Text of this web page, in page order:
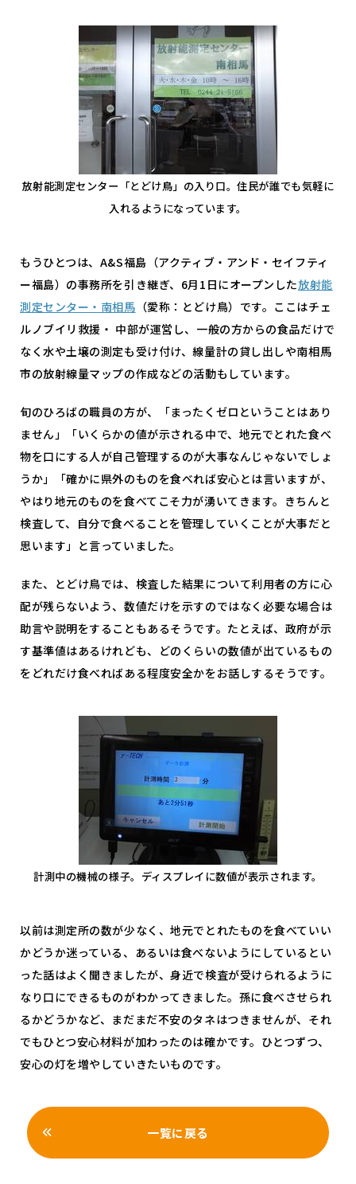
放射能測定センター「とどけ鳥」の入り口。住民が誰でも気軽に
入れるようになっています。
もうひとつは、A&S福島（アクティブ・アンド・セイフティ
ー福島）の事務所を引き継ぎ、6月1日にオープンした放射能
測定センター・南相馬 （愛称：とどけ鳥）です。ここはチェ
ルノブイリ救援・ 中部が運営し、一般の方からの食品だけで
なく水や土壌の測定も受け付け、線量計の貸し出しや南相馬
市の放射線量マップの作成などの活動もしています。
旬のひろばの職員の方が、「まったくゼロということはあり
ません」「いくらかの値が示される中で、地元でとれた食べ
物を口にする人が自己管理するのが大事なんじゃないでしょ
うか」「確かに県外のものを食べれば安心とは言いますが、
やはり地元のものを食べてこそ力が湧いてきます。きちんと
検査して、自分で食べることを管理していくことが大事だと
思います」と言っていました。
また、とどけ鳥では、検査した結果について利用者の方に心
配が残らないよう、数値だけを示すのではなく必要な場合は
助言や説明をすることもあるそうです。たとえば、政府が示
す基準値はあるけれども、どのくらいの数値が出ているもの
をどれだけ食べればある程度安全かをお話しするそうです。
計測中の機械の様子。ディスプレイに数値が表示されます。
以前は測定所の数が少なく、地元でとれたものを食べていい
かどうか迷っている、あるいは食べないようにしているとい
った話はよく聞きましたが、身近で検査が受けられるように
なり口にできるものがわかってきました。孫に食べさせられ
るかどうかなど、まだまだ不安のタネはつきませんが、それ
でもひとつ安心材料が加わったのは確かです。ひとつずつ、
安心の灯を増やしていきたいものです。
一覧に戻る